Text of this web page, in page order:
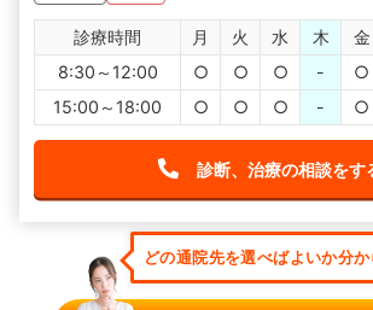
診療時間 月 火 水 木 金
8:30～12:00
○ ○ ○ - ○
15:00～18:00
○ ○ ○ - ○
診断、治療の相談をす
どの通院先を選べばよいか分